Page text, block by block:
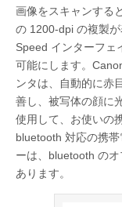
画像をスキャンする
の 1200-dpi の複製
Speed インターフェ
可能にします。
ンタは、自動的に赤
善し、被写体の顔に
使用して、お使いの
bluetooth 対応の携
ーは、bluetooth の
あります。